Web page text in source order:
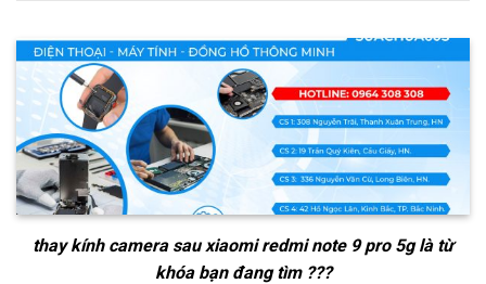
thay kính camera sau xiaomi redmi note 9 pro 5glà từ
khóa bạn đang tìm ???